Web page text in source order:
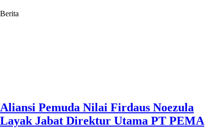
Berita
Aliansi Pemuda Nilai Firdaus Noezula
Layak Jabat Direktur Utama PT PEMA